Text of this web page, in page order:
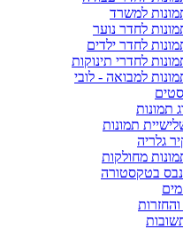
למשרד
לחדר נוער
לחדר ילדים
לחדרי תינוקות
למבואה - לובי
תמונות
תמונות
גלריה
מחולקות
בטקסטורה